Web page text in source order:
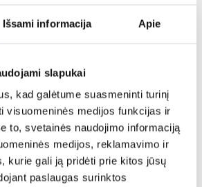
Išsami informacija Apie
slapukai
kad galėtume suasmeninti turinį
visuomeninės medijos funkcijas ir
to, svetainės naudojimo informaciją
medijos, reklamavimo ir
kurie gali ją pridėti prie kitos jūsų
paslaugas surinktos